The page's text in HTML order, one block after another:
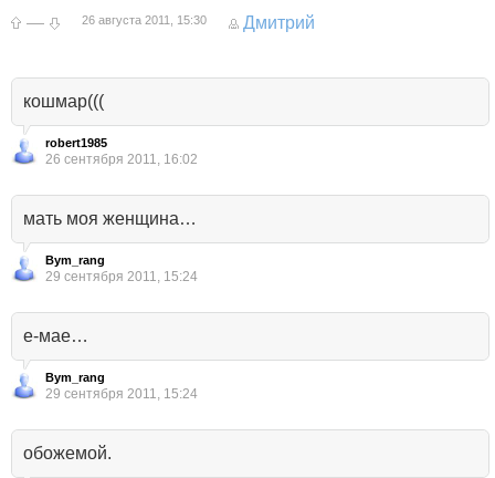
—
26 августа 2011, 15:30 Дмитрий
кошмар(((
robert1985
26 сентября 2011, 16:02
мать моя женщина…
Bym_rang
29 сентября 2011, 15:24
е-мае…
Bym_rang
29 сентября 2011, 15:24
обожемой.